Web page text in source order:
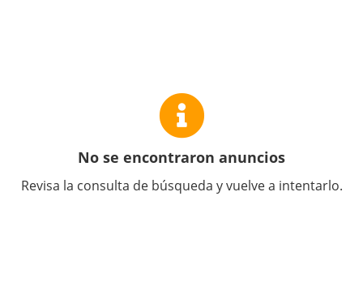
No se encontraron anuncios
Revisa la consulta de búsqueda y vuelve a intentarlo.